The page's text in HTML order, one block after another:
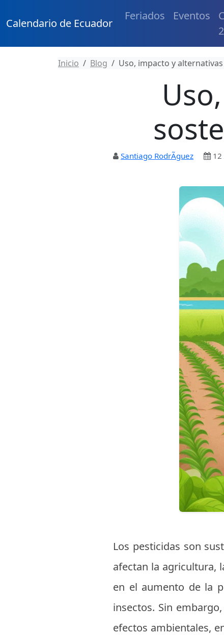
Calendario de Ecuador
Feriados Eventos
Inicio Blog Uso, impacto y
Santiago RodrÃ­guez 12
Los pesticidas son
afectan la agricultura,
en el aumento de la
insectos. Sin
efectos ambientales,